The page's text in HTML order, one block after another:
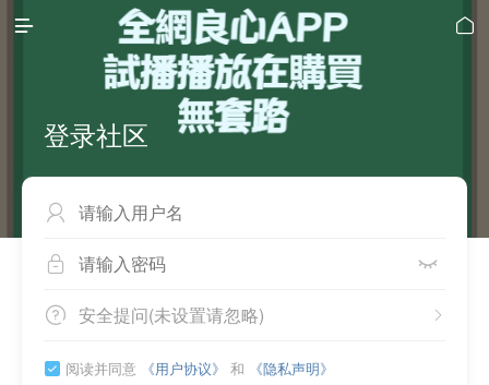
 
登录社区

 
 
安全提问(未设置请忽略)
 阅读并同意 《用户协议》 和 《隐私声明》